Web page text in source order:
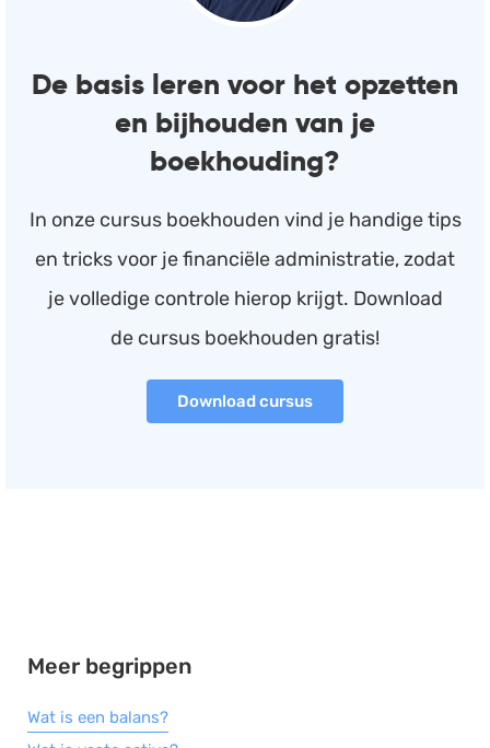
De basis leren voor het opzetten
en bijhouden van je
boekhouding?
In onze cursus boekhouden vind je handige tips
en tricks voor je financiële administratie, zodat
je volledige controle hierop krijgt. Download
de cursus boekhouden gratis!
Download cursus
Meer begrippen
Wat is een balans?